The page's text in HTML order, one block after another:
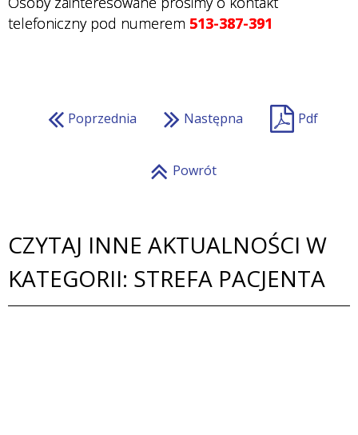
telefoniczny pod numerem 513-387-391
Poprzednia Następna Pdf
Powrót
CZYTAJ INNE AKTUALNOŚCI W
KATEGORII: STREFA PACJENTA